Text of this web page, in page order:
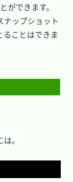
できます。
ップショット
ことはできま
。